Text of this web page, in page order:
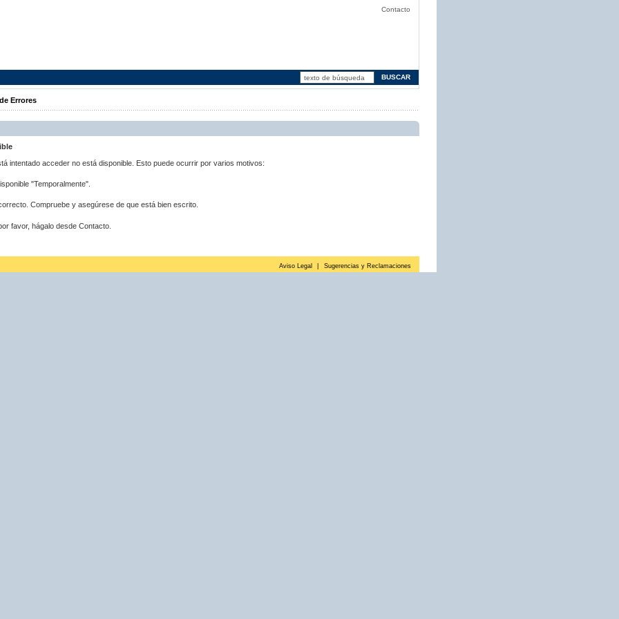
Contacto
Errores
intentado acceder no está disponible. Esto puede ocurrir por varios motivos:
"Temporalmente".
Compruebe y asegúrese de que está bien escrito.
favor, hágalo desde Contacto.
Aviso Legal Sugerencias y Reclamaciones